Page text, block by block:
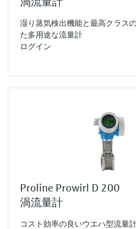
湿り蒸気検出機能と最高クラス
た多用途な流量計
ログイン
Proline Prowirl D 200
渦流量計
コスト効率の良いウエハ型流量